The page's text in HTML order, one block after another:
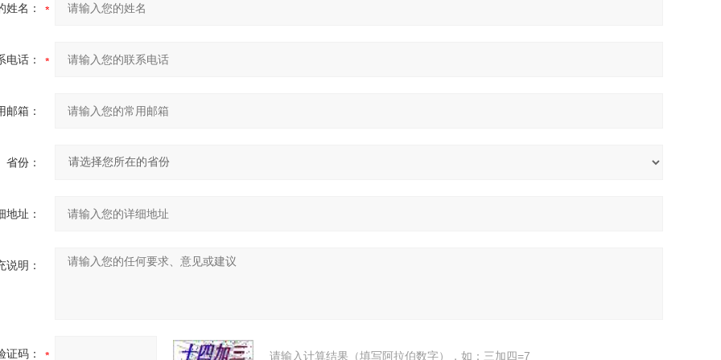
姓名：
电话：
邮箱：
省份：
地址：
说明：
证码： 请输入计算结果（填写阿拉伯数字），如：三加四=7